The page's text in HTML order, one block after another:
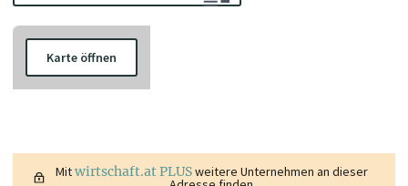
Karte öffnen
Mitwirtschaft.at PLUSweitere Unternehmen an dieser